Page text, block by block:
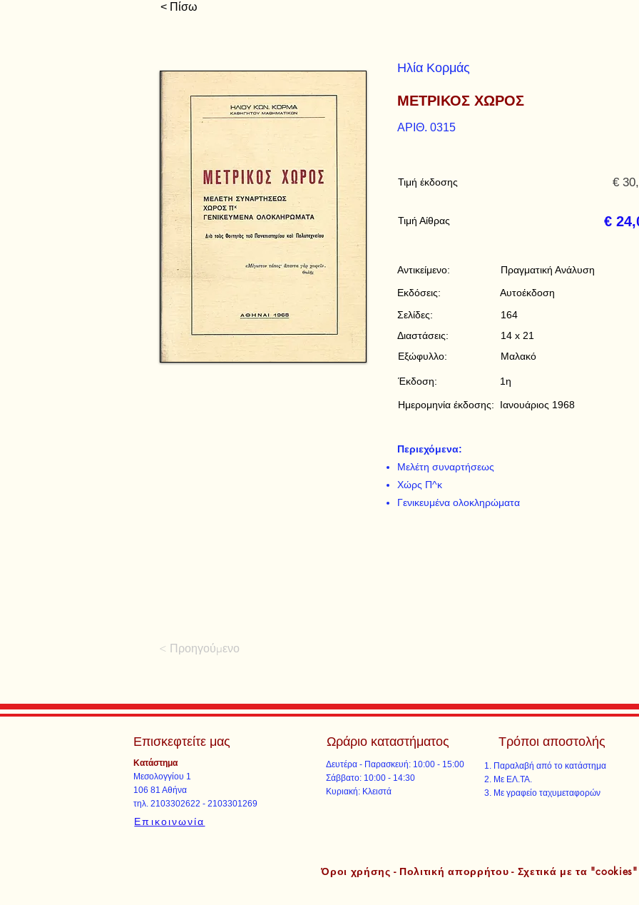
< Πίσω
Ηλία Κορμάς
ΜΕΤΡΙΚΟΣ ΧΩΡΟΣ
ΑΡΙΘ. 0315
Τιμή έκδοσης
Τιμή Αίθρας
€
€
Πραγματική Ανάλυση
Αυτοέκδοση
164
14 x 21
Μαλακό
1η
Ιανουάριος 1968
Αντικείμενο:
Εκδόσεις:
Σελίδες:
Διαστάσεις:
Εξώφυλλο:
Έκδοση:
Ημερομηνία έκδοσης:
Περιεχόμενα:
Μελέτη συναρτήσεως
Χώρς Π^κ
Γενικευμένα ολοκληρώματα
< Προηγούμενο
Επισκεφτείτε μας
Κατάστημα
Μεσολογγίου 1
106 81 Αθήνα
τηλ. 2103302622 - 2103301269
Επικοινωνία
Ωράριο καταστήματος
Δευτέρα - Παρασκευή: 10:00 - 15:00
​​Σάββατο: 10:00 - 14:30
​Κυριακή: Κλειστά
Τρόποι αποστολής
Παραλαβή από το κατάστημα
Με ΕΛ.ΤΑ.​​
Με γραφείο ταχυμεταφορών​
Όροι χρήσης - Πολιτική απορρήτου - Σχετικά με τα "cookies"